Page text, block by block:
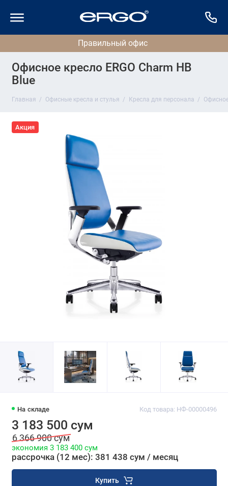
Офисное кресло ERGO Charm HB
Blue
Главная Офисные кресла и стулья Кресла для персонала
Акция
На складе Код товара: НФ-00000496
3 183 500 сум
6 366 900 сум
экономия 3 183 400 сум
рассрочка (12 мес): 381 438 сум / месяц
Купить